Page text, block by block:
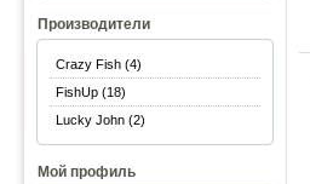
Производители
Crazy Fish (4)
FishUp (18)
Lucky John (2)
Мой профиль